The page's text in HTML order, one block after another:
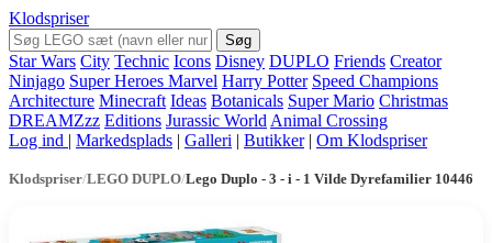
Klodspriser
Søg
Star Wars City Technic Icons Disney DUPLO Friends Creator
Ninjago Super Heroes Marvel Harry Potter Speed Champions
Architecture Minecraft Ideas Botanicals Super Mario Christmas
DREAMZzz Editions Jurassic World Animal Crossing
Log ind | Markedsplads | Galleri | Butikker | Om Klodspriser
Klodspriser/LEGO DUPLO/Lego Duplo - 3 - i - 1 Vilde Dyrefamilier 10446